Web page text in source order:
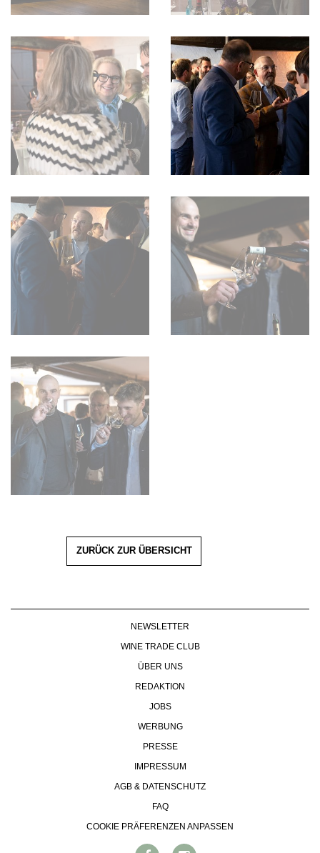
ZURÜCK ZUR ÜBERSICHT
NEWSLETTER
WINE TRADE CLUB
ÜBER UNS
REDAKTION
JOBS
WERBUNG
PRESSE
IMPRESSUM
AGB & DATENSCHUTZ
FAQ
COOKIE PRÄFERENZEN ANPASSEN